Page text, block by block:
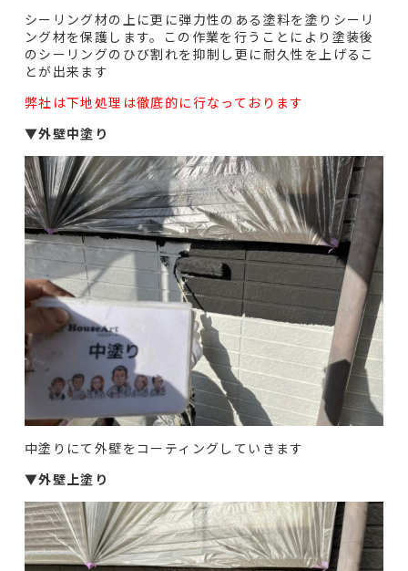
シーリング材の上に更に弾力性のある塗料を塗りシーリ
ング材を保護します。この作業を行うことにより塗装後
のシーリングのひび割れを抑制し更に耐久性を上げるこ
とが出来ます
弊社は下地処理は徹底的に行なっております
▼外壁中塗り
中塗りにて外壁をコーティングしていきます
▼外壁上塗り